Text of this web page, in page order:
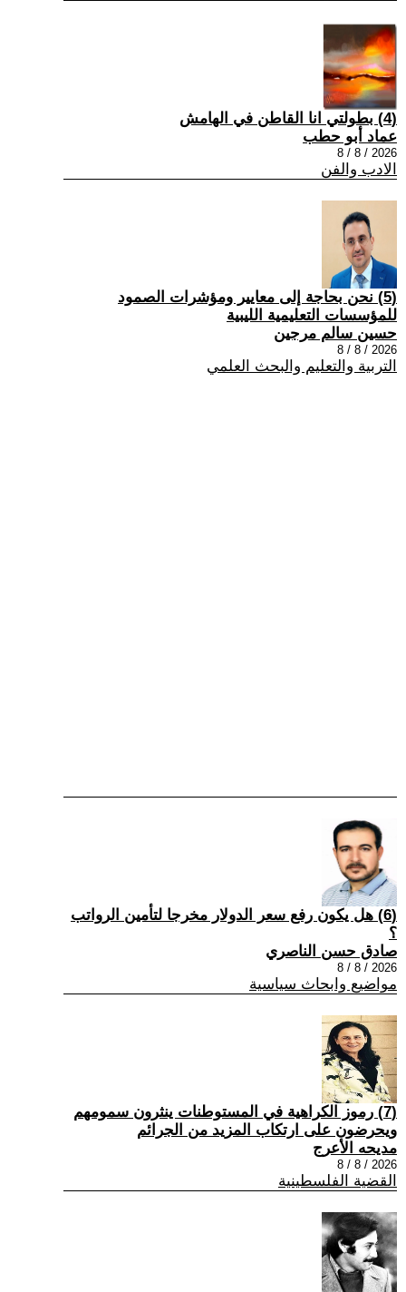
(4) بطولتي انا القاطن في الهامش
عماد أبو حطب
2026 / 8 / 8
الادب والفن
(5) نحن بحاجة إلى معايير ومؤشرات الصمود
للمؤسسات التعليمية الليبية
حسين سالم مرجين
2026 / 8 / 8
التربية والتعليم والبحث العلمي
(6) هل يكون رفع سعر الدولار مخرجا لتأمين الرواتب
؟
صادق حسن الناصري
2026 / 8 / 8
مواضيع وابحاث سياسية
(7) رموز الكراهية في المستوطنات ينثرون سمومهم
ويحرضون على ارتكاب المزيد من الجرائم
مديحه الأعرج
2026 / 8 / 8
القضية الفلسطينية